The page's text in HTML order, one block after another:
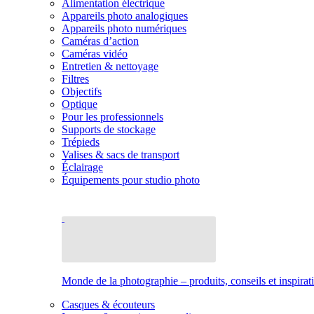
Alimentation électrique
Appareils photo analogiques
Appareils photo numériques
Caméras d’action
Caméras vidéo
Entretien & nettoyage
Filtres
Objectifs
Optique
Pour les professionnels
Supports de stockage
Trépieds
Valises & sacs de transport
Éclairage
Équipements pour studio photo
Monde de la photographie – produits, conseils et
Casques & écouteurs